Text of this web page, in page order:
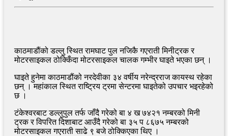
काठमाडौंको डल्लु स्थित रामघाट पुल नजिकै गएराती मिनीट्रक र
मोटरसाइकल ठोक्किँदा मोटरसाइकल चालक गम्भीर घाइते भएका छन् ।
घाइते हुनेमा काठमाडौंको नरदेवीका ३४ वर्षीय नरेन्द्रराज कायस्थ रहेका
छन् । महांकाल स्थित राष्ट्रिय ट्रमा सेन्टरमा घाइतेको उपचार भइरहेको
छ ।
टंकेश्वरबाट डल्लुपुल तर्फ जाँदै गरेको बा ४ ख ७४२१ नम्बरको मिनी
ट्रक र विपरित दिशाबाट आउँदै गरेको बा ३५ प ८६७५ नम्बरको
मोटरसाइकल गएराती साढे ९ बजे ठोक्किएका थिए ।